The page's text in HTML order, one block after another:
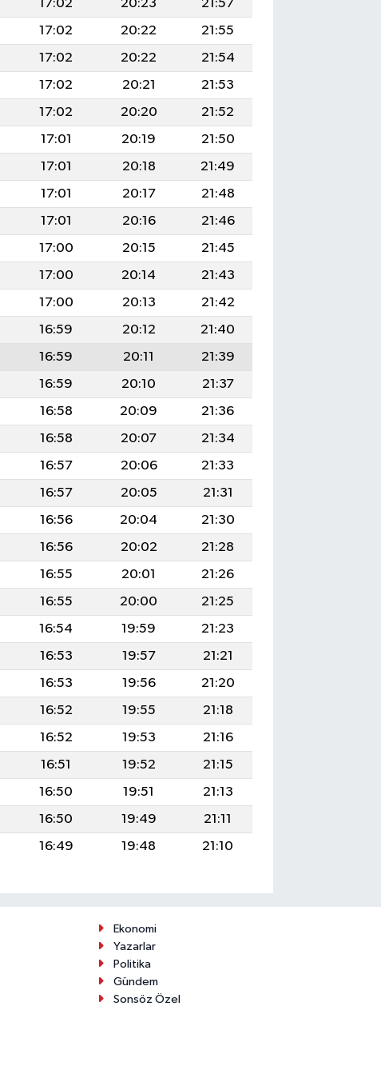
17:02 20:23
21:57
17:02 20:22
21:55
17:02 20:22
21:54
17:02 20:21
21:53
17:02 20:20
21:52
17:01 20:19
21:50
17:01 20:18
21:49
17:01 20:17
21:48
17:01 20:16
21:46
17:00 20:15
21:45
17:00 20:14
21:43
17:00 20:13
21:42
16:59 20:12
21:40
16:59 20:11
21:39
16:59 20:10
21:37
16:58 20:09
21:36
16:58 20:07
21:34
16:57 20:06
21:33
16:57 20:05
21:31
16:56 20:04
21:30
16:56 20:02
21:28
16:55 20:01
21:26
16:55 20:00
21:25
16:54 19:59
21:23
16:53 19:57
21:21
16:53 19:56
21:20
16:52 19:55
21:18
16:52 19:53
21:16
16:51 19:52
21:15
16:50 19:51
21:13
16:50 19:49
21:11
16:49 19:48 21:10
Ekonomi
Yazarlar
Politika
Gündem
Sonsöz Özel